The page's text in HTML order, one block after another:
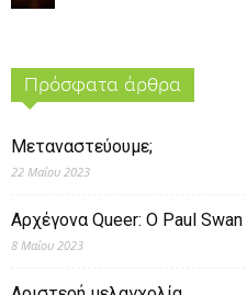
Πρόσφατα άρθρα
Μεταναστεύουμε;
22 Μαΐου 2023
Αρχέγονα Queer: O Paul
8 Μαΐου 2023